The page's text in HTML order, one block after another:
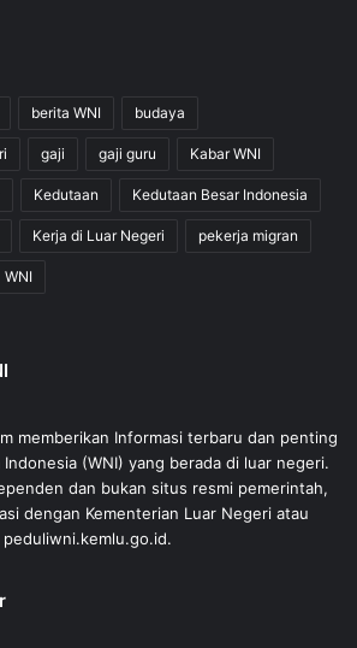
berita WNI budaya
gaji gaji guru Kabar WNI
Kedutaan Kedutaan Besar Indonesia
Kerja di Luar Negeri pekerja migran
WNI
memberikan Informasi terbaru dan penting
(WNI) yang berada di luar negeri.
dan bukan situs resmi pemerintah,
dengan Kementerian Luar Negeri atau
peduliwni.kemlu.go.id.